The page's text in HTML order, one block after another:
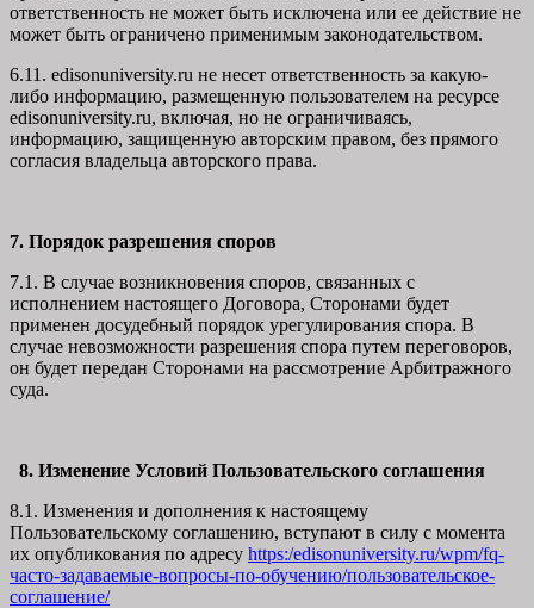
ответственность не может быть исключена или ее действие не
может быть ограничено применимым законодательством.
6.11. edisonuniversity.ru не несет ответственность за какую-
либо информацию, размещенную пользователем на ресурсе
edisonuniversity.ru, включая, но не ограничиваясь,
информацию, защищенную авторским правом, без прямого
согласия владельца авторского права.
7. Порядок разрешения споров
7.1. В случае возникновения споров, связанных с
исполнением настоящего Договора, Сторонами будет
применен досудебный порядок урегулирования спора. В
случае невозможности разрешения спора путем переговоров,
он будет передан Сторонами на рассмотрение Арбитражного
суда.
8. Изменение Условий Пользовательского соглашения
8.1. Изменения и дополнения к настоящему
Пользовательскому соглашению, вступают в силу с момента
их опубликования по адресу https:/edisonuniversity.ru/wpm/fq-
часто-задаваемые-вопросы-по-обучению/пользовательское-
соглашение/